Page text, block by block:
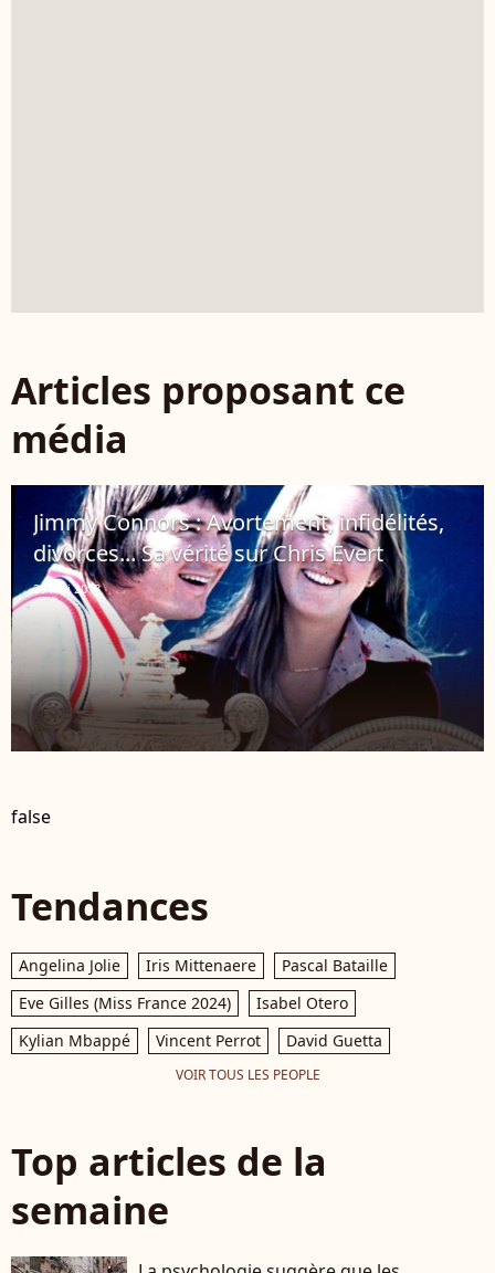
Articles proposant ce
média
Jimmy Connors : Avortement, infidélités,
divorces... Sa vérité sur Chris Evert
29 mai 2013
false
Tendances
Angelina Jolie Iris Mittenaere
Pascal Bataille
Eve Gilles (Miss France 2024)
Isabel Otero
Kylian Mbappé
Vincent Perrot David Guetta
VOIR TOUS LES PEOPLE
Top articles de la
semaine